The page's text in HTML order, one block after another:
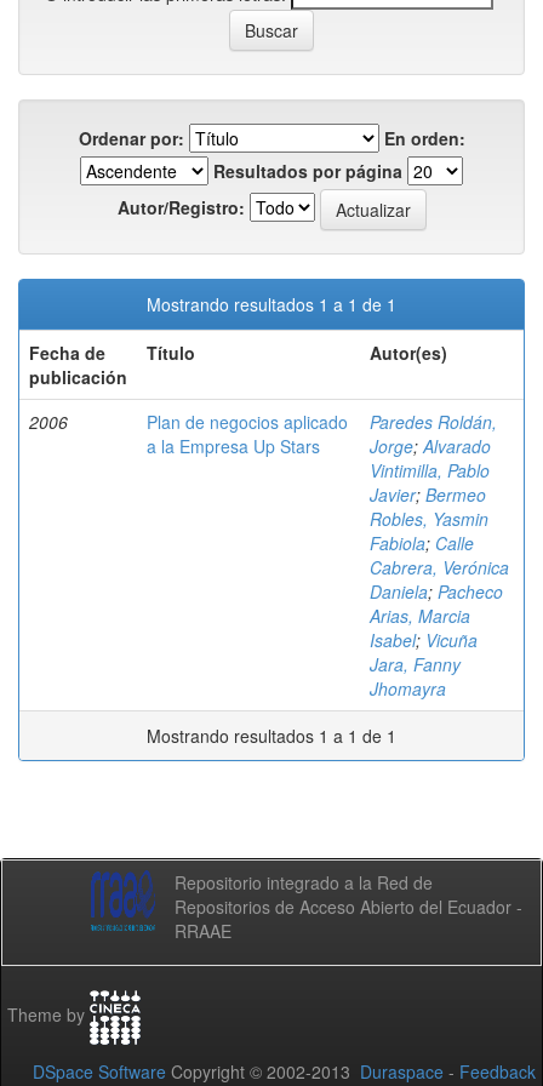
Ordenar por:
En orden:
Resultados por página
Autor/Registro:
Mostrando resultados 1 a 1 de 1
Fecha de
publicación
Título Autor(es)
2006
Plan de negocios aplicado
a la Empresa Up Stars
Paredes Roldán,
Jorge;Alvarado
Vintimilla, Pablo
Javier; Bermeo
Robles, Yasmin
Fabiola; Calle
Cabrera, Verónica
Daniela; Pacheco
Arias, Marcia
Isabel; Vicuña
Jara, Fanny
Jhomayra
Mostrando resultados 1 a 1 de 1
Repositorio integrado a la Red de
Repositorios de Acceso Abierto del Ecuador -
RRAAE
Theme by
DSpace Software Copyright © 2002-2013 Duraspace - Feedback